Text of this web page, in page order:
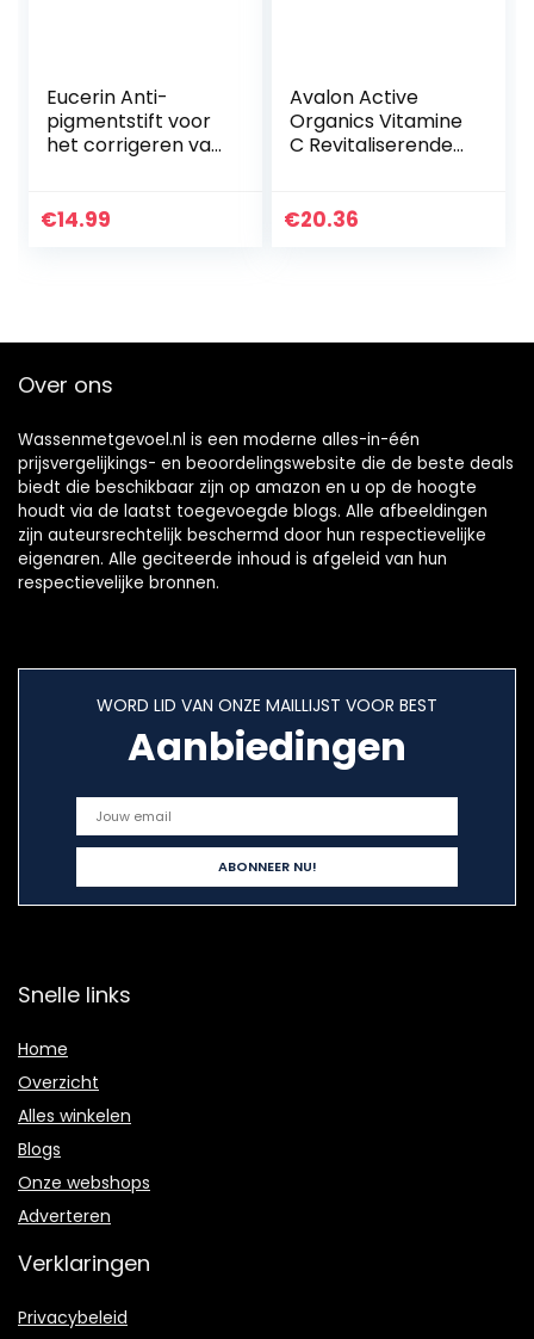
Eucerin Anti-
pigmentstift voor
het corrigeren van
€14.99
Avalon Active
Organics Vitamine
C Revitaliserende
ingrediënten. 30 ml
€20.36
Over ons
Wassenmetgevoel.nl is een moderne alles-in-één
prijsvergelijkings- en beoordelingswebsite die de beste deals
biedt die beschikbaar zijn op amazon en u op de hoogte
houdt via de laatst toegevoegde blogs. Alle afbeeldingen
zijn auteursrechtelijk beschermd door hun respectievelijke
eigenaren. Alle geciteerde inhoud is afgeleid van hun
respectievelijke bronnen.
WORD LID VAN ONZE MAILLIJST VOOR BEST
Aanbiedingen
Snelle links
Home
Overzicht
Alles winkelen
Blogs
Onze webshops
Adverteren
Verklaringen
Privacybeleid